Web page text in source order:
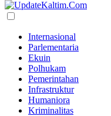
Internasional
Parlementaria
Ekuin
Polhukam
Pemerintahan
Infrastruktur
Humaniora
Kriminalitas